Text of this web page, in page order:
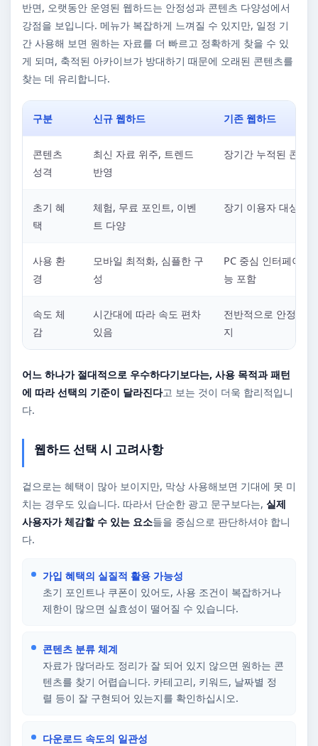
반면, 오랫동안 운영된 웹하드는 안정성과 콘텐츠 다양성에서
강점을 보입니다. 메뉴가 복잡하게 느껴질 수 있지만, 일정 기
간 사용해 보면 원하는 자료를 더 빠르고 정확하게 찾을 수 있
게 되며, 축적된 아카이브가 방대하기 때문에 오래된 콘텐츠를
찾는 데 유리합니다.
구분 신규 웹하드 기존 웹하드
콘텐츠
성격
최신 자료 위주, 트렌드
반영
장기간 누적된 콘텐
초기 혜
택
체험, 무료 포인트, 이벤
트 다양
장기 이용자 대상 혜
사용 환
경
모바일 최적화, 심플한 구
성
PC 중심 인터페이스,
능 포함
속도 체
감
시간대에 따라 속도 편차
있음
전반적으로 안정적
지
어느 하나가 절대적으로 우수하다기보다는, 사용 목적과 패턴
에 따라 선택의 기준이 달라진다고 보는 것이 더욱 합리적입니
다.
웹하드 선택 시 고려사항
겉으로는 혜택이 많아 보이지만, 막상 사용해보면 기대에 못 미
치는 경우도 있습니다. 따라서 단순한 광고 문구보다는, 실제
사용자가 체감할 수 있는 요소들을 중심으로 판단하셔야 합니
다.
가입 혜택의 실질적 활용 가능성
초기 포인트나 쿠폰이 있어도, 사용 조건이 복잡하거나
제한이 많으면 실효성이 떨어질 수 있습니다.
콘텐츠 분류 체계
자료가 많더라도 정리가 잘 되어 있지 않으면 원하는 콘
텐츠를 찾기 어렵습니다. 카테고리, 키워드, 날짜별 정
렬 등이 잘 구현되어 있는지를 확인하십시오.
다운로드 속도의 일관성